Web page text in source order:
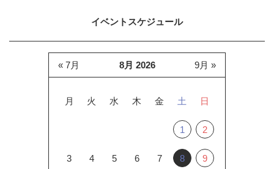
イベントスケジュール
8月 2026
月 火 水 木 金 土 日
1 2
3 4 5 6 7 8 9
« 7月 9月 »